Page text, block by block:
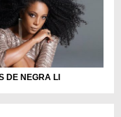
DE NEGRA LI